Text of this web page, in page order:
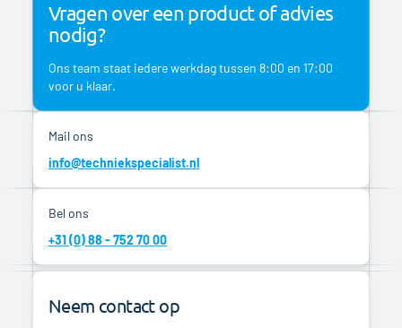
Vragen over een product of advies
nodig?
Ons team staat iedere werkdag tussen 8:00 en 17:00
voor u klaar.
Mail ons
info@techniekspecialist.nl
Bel ons
+31 (0) 88 - 752 70 00
Neem contact op